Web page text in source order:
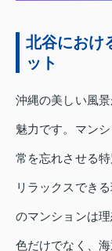
北谷におけ
ット
沖縄の美しい風
魅力です。マン
常を忘れさせる
リラックスでき
のマンションは
色だけでなく、